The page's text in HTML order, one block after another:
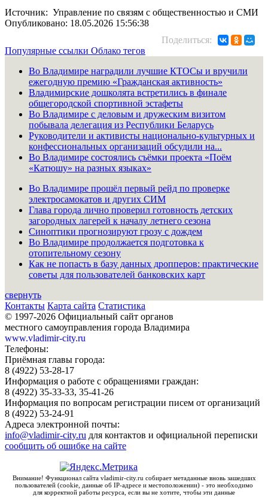
Источник: Управление по связям с общественностью и СМИ
Опубликовано: 18.05.2026 15:56:38
Поделиться:
Популярные ссылки Облако тегов
Во Владимире наградили лучшие КТОСы и вручили
ежегодную премию «Гражданская активность»
Владимирские дошколята встретились в финале
общегородской спортивной эстафеты
Во Владимире с деловым и дружеским визитом
побывала делегация из Республики Беларусь
Руководители и активисты национально-культурных и
конфессиональных организаций обсудили на...
Во Владимире состоялись съёмки проекта «Поём
«Катюшу» на разных языках»
Во Владимире прошёл первый рейд по проверке
электросамокатов и других СИМ
Глава города лично проверил готовность детских
загородных лагерей к началу летнего сезона
Синоптики прогнозируют грозу с дождем
Во Владимире продолжается подготовка к
отопительному сезону
Как не попасть в базу данных дропперов: практические
советы для пользователей банковских карт
свернуть
Контакты Карта сайта Статистика
© 1997-2026 Официальный сайт органов
местного самоуправления города Владимира
www.vladimir-city.ru
Телефоны:
Приёмная главы города:
8 (4922) 53-28-17
Информация о работе с обращениями граждан:
8 (4922) 35-33-33, 35-41-26
Информация по вопросам регистрации писем от организаций
8 (4922) 53-24-91
Адреса электронной почты:
info@vladimir-city.ru для контактов и официальной переписки
сообщить об ошибке на сайте
Внимание! Функционал сайта vladimir-city.ru собирает метаданные вновь зашедших
пользователей (cookie, данные об IP-адресе и местоположении) - это необходимо
для корректной работы ресурса, если вы не хотите, чтобы эти данные